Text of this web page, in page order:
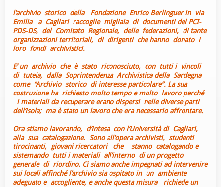
l’archivio storico della Fondazione Enrico Berlinguer in via
Emilia a Cagliari raccoglie migliaia di documenti del PCI-
PDS-DS, del Comitato Regionale, delle federazioni, di tante
organizzazioni territoriali, di dirigenti che hanno donato i
loro fondi archivistici.
E’ un archivio che è stato riconosciuto, con tutti i vincoli
di tutela, dalla Soprintendenza Archivistica della Sardegna
come “Archivio storico di interesse particolare”. La sua
costruzione ha richiesto molto tempo e molto lavoro perché
i materiali da recuperare erano dispersi nelle diverse parti
dell’isola; ma è stato un lavoro che era necessario affrontare.
Ora stiamo lavorando, d’intesa con l’Università di Cagliari,
alla sua catalogazione. Sono all’opera archivisti, studenti
tirocinanti, giovani ricercatori che stanno catalogando e
sistemando tutti i materiali all’interno di un progetto
generale di riordino. Ci siamo anche impegnati ad intervenire
sui locali affinché l’archivio sia ospitato in un ambiente
adeguato e accogliente, e anche questa misura richiede un